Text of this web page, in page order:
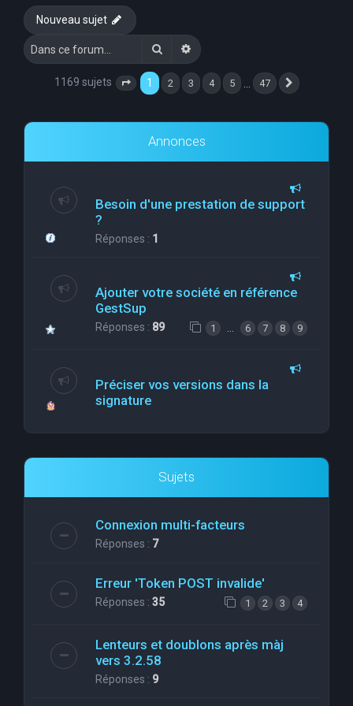
Nouveau sujet
RechercherRecherche avancée
1169 sujets Page 1 sur47
1 2 3 4 5 47
Annonces
Besoin d'une prestation de support
?
Réponses : 1
Ajouter votre société en référence
GestSup
Réponses : 89 1 … 6 7 8 9
Préciser vos versions dans la
signature
Sujets
Connexion multi-facteurs
Réponses : 7
Erreur 'Token POST invalide'
Réponses : 35 1 2 3 4
Lenteurs et doublons après màj
vers 3.2.58
Réponses : 9